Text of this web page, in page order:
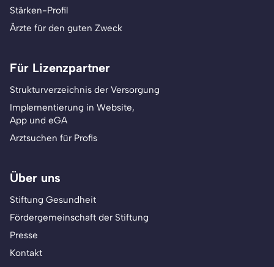
Stärken-Profil
Ärzte für den guten Zweck
Für Lizenzpartner
Strukturverzeichnis der Versorgung
Implementierung in Website,
App und eGA
Arztsuchen für Profis
Über uns
Stiftung Gesundheit
Fördergemeinschaft der Stiftung
Presse
Kontakt